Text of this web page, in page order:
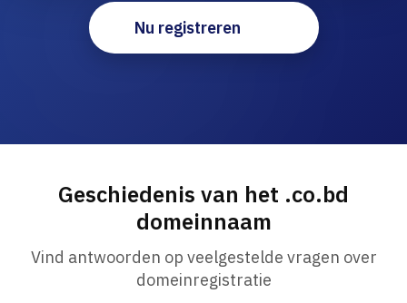
Nu registreren
Geschiedenis van het .co.bd
domeinnaam
Vind antwoorden op veelgestelde vragen over
domeinregistratie